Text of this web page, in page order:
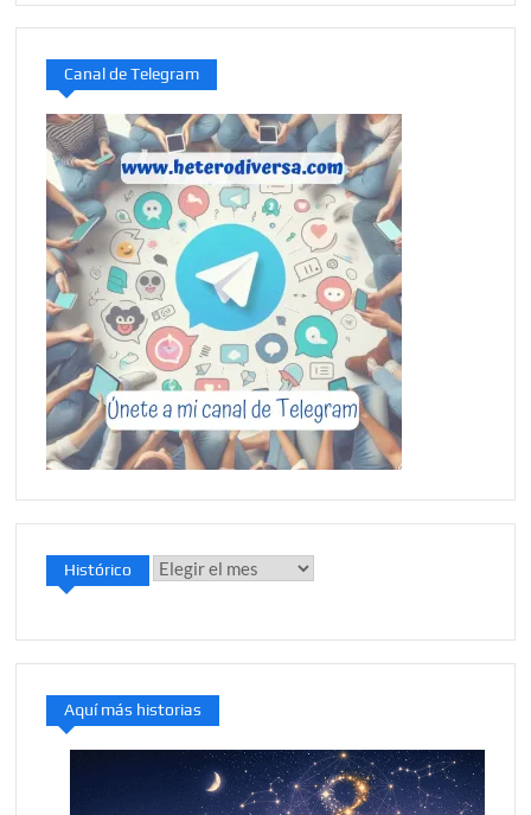
Canal de Telegram
Histórico Histórico
Aquí más historias